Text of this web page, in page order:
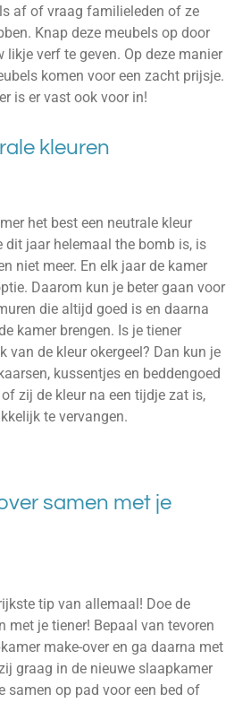
af of vraag familieleden of ze
Knap deze meubels op door
likje verf te geven. Op deze manier
komen voor een zacht prijsje.
is er vast ook voor in!
kleuren
het best een neutrale kleur
dit jaar helemaal the bomb is, is
niet meer. En elk jaar de kamer
Daarom kun je beter gaan voor
die altijd goed is en daarna
kamer brengen. Is je tiener
van de kleur okergeel? Dan kun je
kussentjes en beddengoed
zij de kleur na een tijdje zat is,
te vervangen.
samen met je
tip van allemaal! Doe de
met je tiener! Bepaal van tevoren
make-over en ga daarna met
graag in de nieuwe slaapkamer
samen op pad voor een bed of